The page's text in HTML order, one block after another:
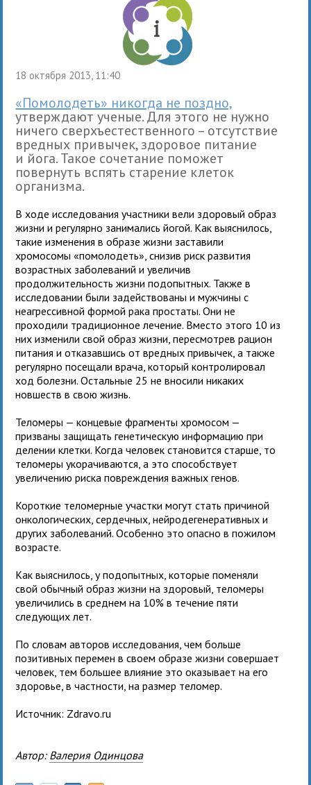
18 октября 2013, 11:40
«Помолодеть» никогда не поздно,
утверждают ученые. Для этого не нужно
ничего сверхъестественного – отсутствие
вредных привычек, здоровое питание
и йога. Такое сочетание поможет
повернуть вспять старение клеток
организма.
В ходе исследования участники вели здоровый образ
жизни и регулярно занимались йогой. Как выяснилось,
такие изменения в образе жизни заставили
хромосомы «помолодеть», снизив риск развития
возрастных заболеваний и увеличив
продолжительность жизни подопытных. Также в
исследовании были задействованы и мужчины с
неагрессивной формой рака простаты. Они не
проходили традиционное лечение. Вместо этого 10 из
них изменили свой образ жизни, пересмотрев рацион
питания и отказавшись от вредных привычек, а также
регулярно посещали врача, который контролировал
ход болезни. Остальные 25 не вносили никаких
новшеств в свою жизнь.
Теломеры — концевые фрагменты хромосом —
призваны защищать генетическую информацию при
делении клетки. Когда человек становится старше, то
теломеры укорачиваются, а это способствует
увеличению риска повреждения важных генов.
Короткие теломерные участки могут стать причиной
онкологических, сердечных, нейродегенеративных и
других заболеваний. Особенно это опасно в пожилом
возрасте.
Как выяснилось, у подопытных, которые поменяли
свой обычный образ жизни на здоровый, теломеры
увеличились в среднем на 10% в течение пяти
следующих лет.
По словам авторов исследования, чем больше
позитивных перемен в своем образе жизни совершает
человек, тем большее влияние это оказывает на его
здоровье, в частности, на размер теломер.
Источник: Zdravo.ru
Автор: Валерия Одинцова